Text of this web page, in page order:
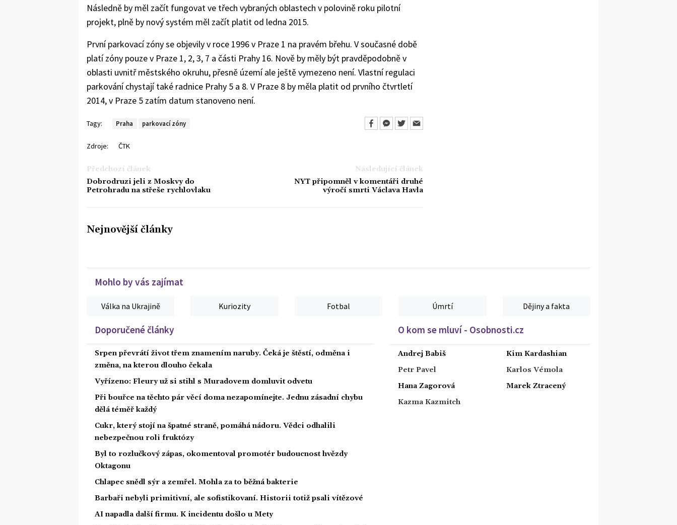
Následně by měl začít fungovat ve třech vybraných oblastech v polovině roku pilotní
projekt, plně by nový systém měl začít platit od ledna 2015.
První parkovací zóny se objevily v roce 1996 v Praze 1 na pravém břehu. V současné době
platí zóny pouze v Praze 1, 2, 3, 7 a části Prahy 16. Nově by měly být pravděpodobně v
oblasti uvnitř městského okruhu, přesně území ale ještě vymezeno není. Vlastní regulaci
parkování chystají také radnice Prahy 5 a 8. V Praze 8 by měla platit od prvního čtvrtletí
2014, v Praze 5 zatím datum stanoveno není.
Tagy: Praha parkovací zóny
Zdroje: ČTK
Předchozí článek
Dobrodruzi jeli z Moskvy do
Petrohradu na střeše rychlovlaku
Následující článek
NYT připomněl v komentáři druhé
výročí smrti Václava Havla
Nejnovější články
Mohlo by vás zajímat
Válka na Ukrajině Kuriozity Fotbal Úmrtí Dějiny a fakta
Doporučené články
Srpen převrátí život třem znamením naruby. Čeká je štěstí, odměna i
změna, na kterou dlouho čekala
Vyřízeno: Fleury už si stihl s Muradovem domluvit odvetu
Při bouřce na těchto pár věcí doma nezapomínejte. Jednu zásadní chybu
dělá téměř každý
Cukr, který stojí na špatné straně, pomáhá nádoru. Vědci odhalili
nebezpečnou roli fruktózy
Byl to rozlučkový zápas, okomentoval promotér budoucnost hvězdy
Oktagonu
Chlapec snědl sýr a zemřel. Mohla za to běžná bakterie
Barbaři nebyli primitivní, ale sofistikovaní. Historii totiž psali vítězové
AI napadla další firmu. K incidentu došlo u Mety
O kom se mluví - Osobnosti.cz
Andrej Babiš
Petr Pavel
Hana Zagorová
Kazma Kazmitch
Kim Kardashian
Karlos Vémola
Marek Ztracený